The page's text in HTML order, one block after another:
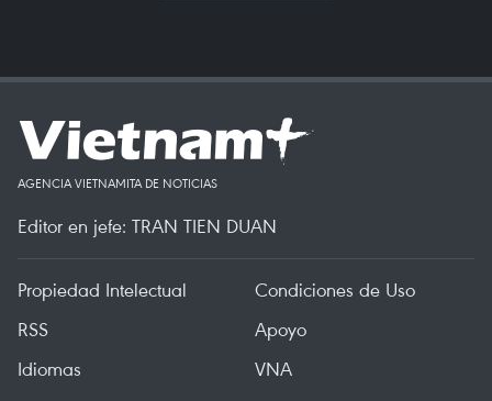
AGENCIA VIETNAMITA DE NOTICIAS
Editor en jefe: TRAN TIEN DUAN
Propiedad Intelectual
Condiciones de Uso
RSS
Apoyo
Idiomas
VNA